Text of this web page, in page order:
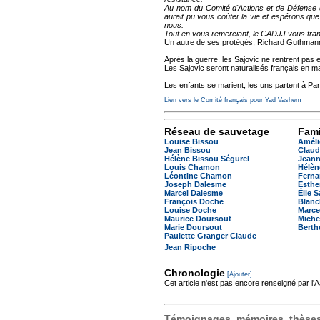
Au nom du Comité d'Actions et de
aurait pu vous coûter la vie et espérons
nous.
Tout en vous remerciant, le CADJJ vous
Un autre de ses protégés, Richard
Après la guerre, les Sajovic ne rentrent pas
Les Sajovic seront naturalisés français en
Les enfants se marient, les uns partent à
Lien vers le Comité français pour Yad Vashem
Réseau de sauvetage
Louise Bissou
Jean Bissou
Hélène Bissou Ségurel
Louis Chamon
Léontine Chamon
Joseph Dalesme
Marcel Dalesme
François Doche
Louise Doche
Maurice Doursout
Marie Doursout
Paulette Granger Claude
Jean Ripoche
Élie
Chronologie [Ajouter]
Cet article n'est pas encore renseigné par